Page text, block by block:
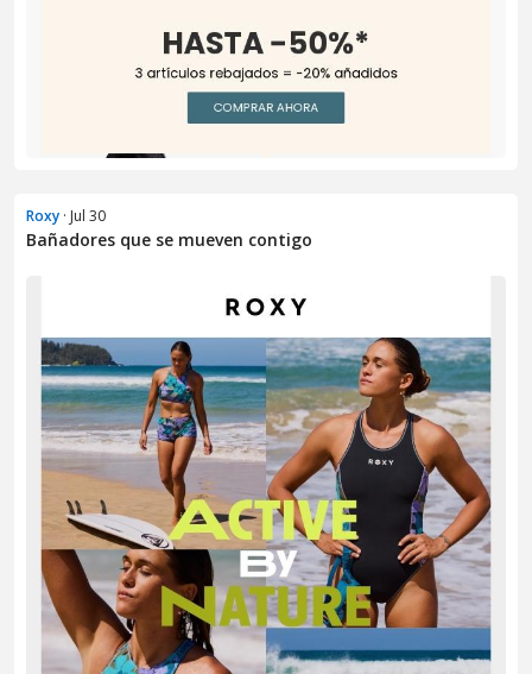
Roxy · Jul 30
Bañadores que se mueven contigo